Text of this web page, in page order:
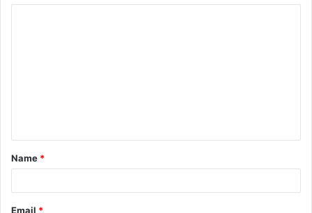
t
*
Name *
Email *